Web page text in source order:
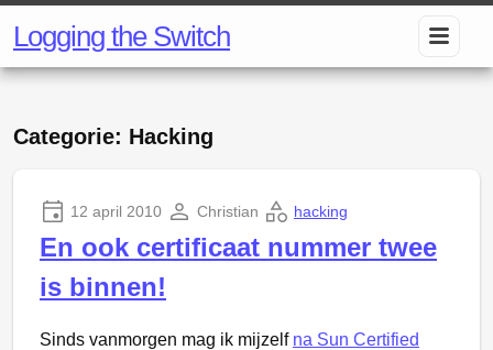
Logging the Switch
Categorie: Hacking
12 april 2010 Christian hacking
En ook certificaat nummer twee
is binnen!
Sinds vanmorgen mag ik mijzelf na Sun Certified